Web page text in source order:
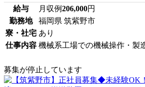
給与 月収例206,000円
勤務地
福岡県 筑紫野市
寮・社宅 あり
仕事内容 機械系工場での機械操作・製
募集が停止しています